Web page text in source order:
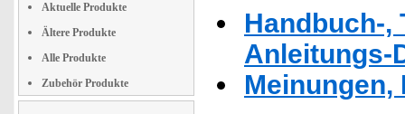
Aktuelle Produkte
Ältere Produkte
Alle Produkte
Zubehör Produkte
Handbuch-,
Anleitungs-